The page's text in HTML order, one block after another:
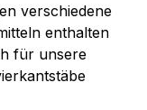
verschiedene
enthalten
für unsere